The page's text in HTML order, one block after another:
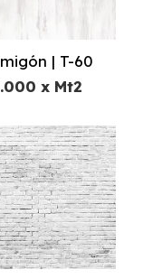
| T-60
x Mt2